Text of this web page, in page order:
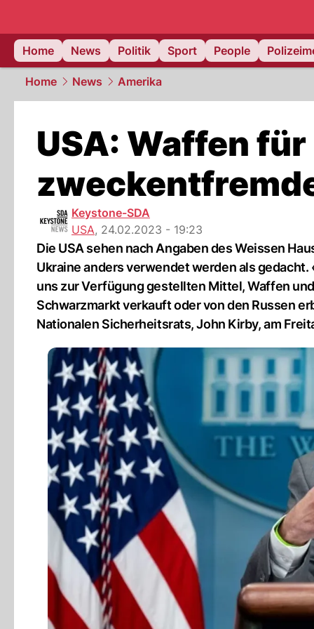
Home News Politik Sport People
Home News Amerika
USA: Waffen
Keystone-SDA
USA, 24.02.2023 - 19:23
Die USA sehen nach Angaben des Weissen
Ukraine anders verwendet werden als
uns zur Verfügung gestellten Mittel, Waffen
Schwarzmarkt verkauft oder von den Russen
Nationalen Sicherheitsrats, John Kirby, am